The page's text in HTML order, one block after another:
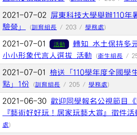
2021-07-02
屏東科技大學舉辦110年
驗營」
(訓育組長 / 203 / 學務處)
2021-07-01 活動
轉知 水土保持多
小小形象代言人選拔 活動
(衛生組長 /
2021-07-01 檢送「110學年度全國學
點」1份
(訓育組長 / 205 / 學務處)
2021-06-30 歡迎同學報名公視節目
『藝術好好玩！居家玩藝大賞』徵件活
處)